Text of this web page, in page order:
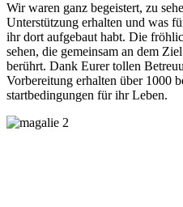
Wir waren ganz begeistert, zu
Unterstützung erhalten und was
ihr dort aufgebaut habt. Die
sehen, die gemeinsam an dem
berührt. Dank Eurer tollen
Vorbereitung erhalten über 1000
startbedingungen für ihr Leben.